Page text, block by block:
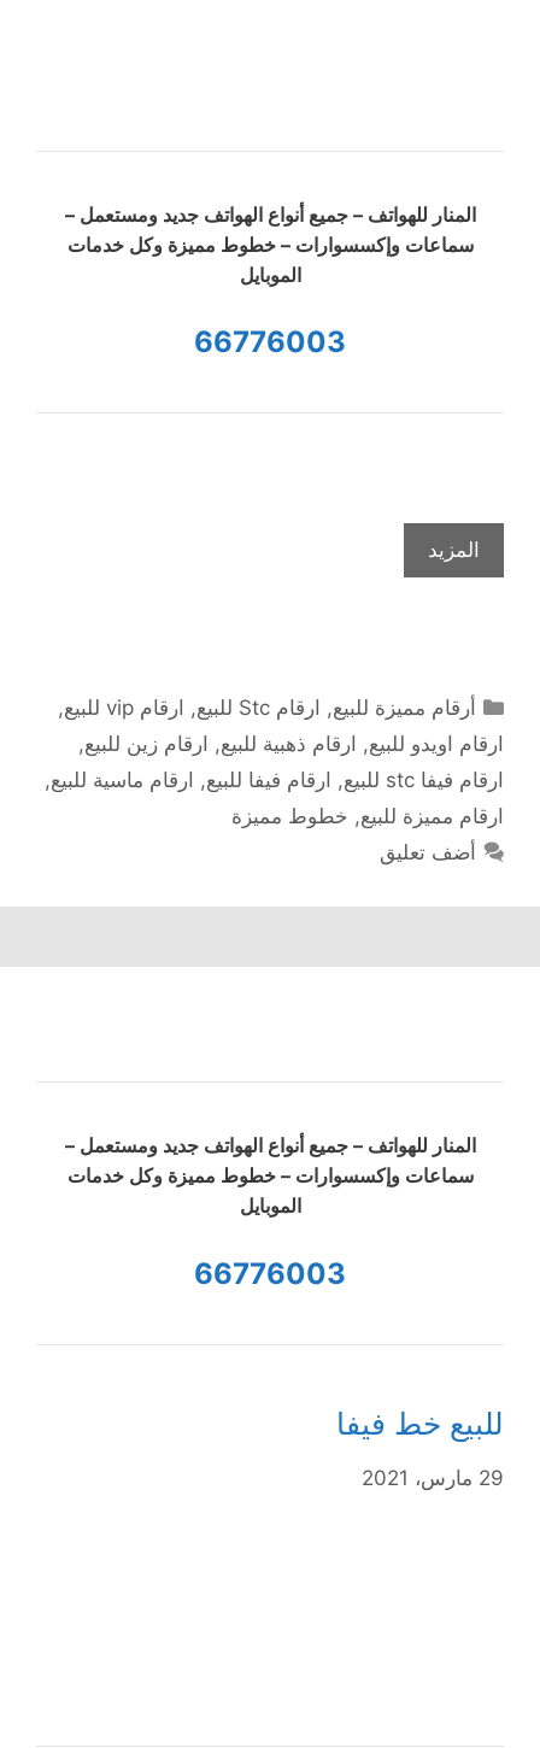
المنار للهواتف – جميع أنواع الهواتف جديد ومستعمل –
سماعات وإكسسوارات – خطوط مميزة وكل خدمات
الموبايل
66776003
المزيد
التصنيفات
أرقام مميزة للبيع, ارقام Stc للبيع , ارقام vip للبيع
,
ارقام اويدو للبيع, ارقام ذهبية للبيع, ارقام زين للبيع,
ارقام فيفا stc للبيع
, ارقام فيفا للبيع, ارقام ماسية للبيع,
ارقام مميزة للبيع, خطوط مميزة
أضف تعليق
المنار للهواتف – جميع أنواع الهواتف جديد ومستعمل –
سماعات وإكسسوارات – خطوط مميزة وكل خدمات
الموبايل
66776003
للبيع خط فيفا
29 مارس، 2021